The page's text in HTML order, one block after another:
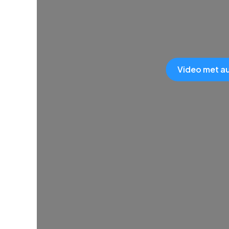
Video met